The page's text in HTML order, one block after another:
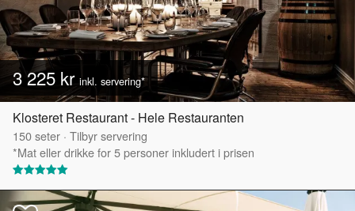
3 225 kr inkl. servering*
Klosteret Restaurant - Hele Restauranten
150seter · Tilbyr servering
*Mat eller drikke for 5 personer inkludert i prisen